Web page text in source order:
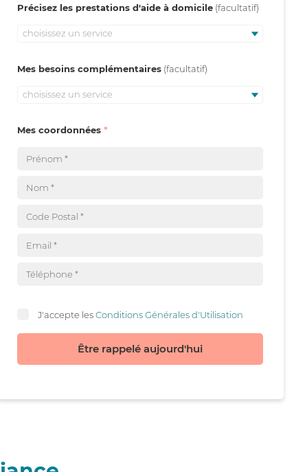
Précisez les prestations d'aide à domicile
choisissez un service
Mes besoins complémentaires
choisissez un service
Mes coordonnées
J'accepte lesConditions Générales d'Utilisation
Être rappelé aujourd'hui